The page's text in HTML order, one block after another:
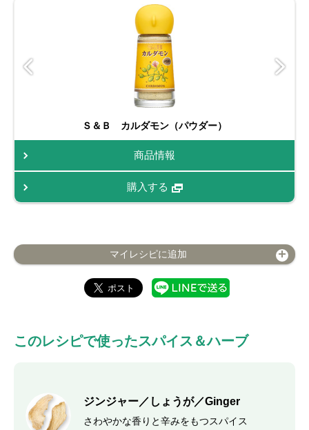
Ｓ＆Ｂ カルダモン（パウダー）
商品情報
購入する
マイレシピに追加
このレシピで使ったスパイス＆ハーブ
ジンジャー／しょうが／Ginger
さわやかな香りと辛みをもつスパイス